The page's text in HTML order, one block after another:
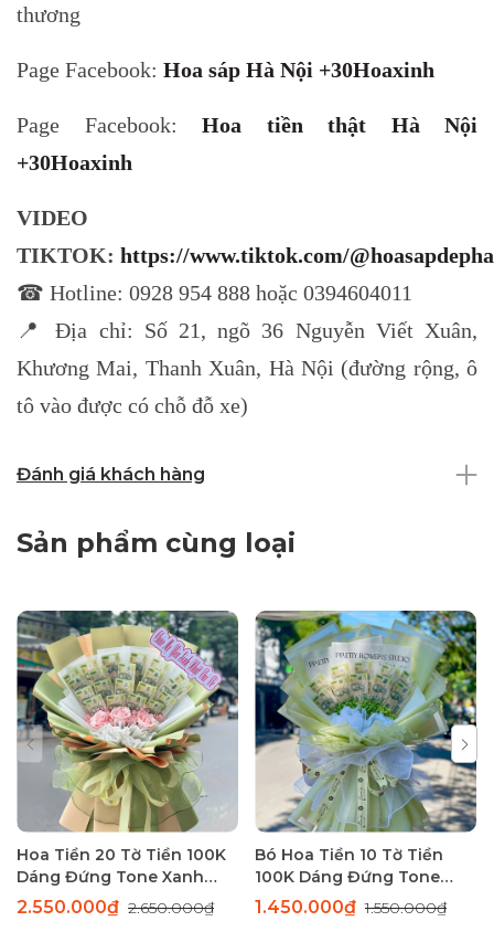
thương
Page Facebook: Hoa sáp Hà Nội +30Hoaxinh
Page Facebook: Hoa tiền thật Hà Nội
+30Hoaxinh
VIDEO
TIKTOK: https://www.tiktok.com/
☎ Hotline: 0928 954 888 hoặc 0394604011
📍 Địa chỉ: Số 21, ngõ 36 Nguyễn Viết Xuân,
Khương Mai, Thanh Xuân, Hà Nội (đường rộng, ô
tô vào được có chỗ đỗ xe)
Đánh giá khách hàng
Sản phẩm cùng loại
Hoa Tiền 20 Tờ Tiền 100K
Dáng Đứng Tone Xanh
Sang Trọng
2.550.000₫ 2.650.000₫
Bó Hoa Tiền 10 Tờ Tiền
100K Dáng Đứng Tone
Xanh Thanh Lịch
1.450.000₫1.550.000₫